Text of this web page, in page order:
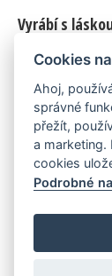
Vyrábí s
© 2010–2026 by
Máme rádi
Pivní.info
Poznámka
Pivní deníček je
konkrétním
Cookies
Ahoj,
správné
přežít,
a
cookies
Podrobné